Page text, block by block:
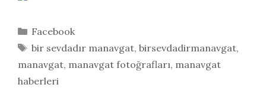
Kategoriler
Facebook
Etiketler
bir sevdadır manavgat, birsevdadirmanavgat,
manavgat, manavgat fotoğrafları, manavgat
haberleri